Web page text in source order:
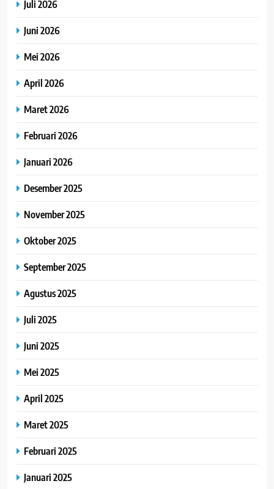
Juli 2026
Juni 2026
Mei 2026
April 2026
Maret 2026
Februari 2026
Januari 2026
Desember 2025
November 2025
Oktober 2025
September 2025
Agustus 2025
Juli 2025
Juni 2025
Mei 2025
April 2025
Maret 2025
Februari 2025
Januari 2025